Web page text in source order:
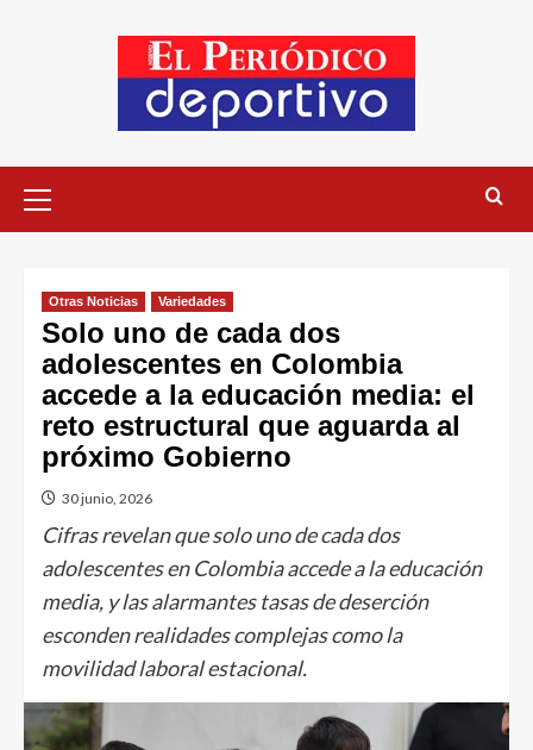
Otras Noticias Variedades
Solo uno de cada dos
adolescentes en Colombia
accede a la educación media: el
reto estructural que aguarda al
próximo Gobierno
30 junio, 2026
Cifras revelan que solo uno de cada dos
adolescentes en Colombia accede a la educación
media, y las alarmantes tasas de deserción
esconden realidades complejas como la
movilidad laboral estacional.